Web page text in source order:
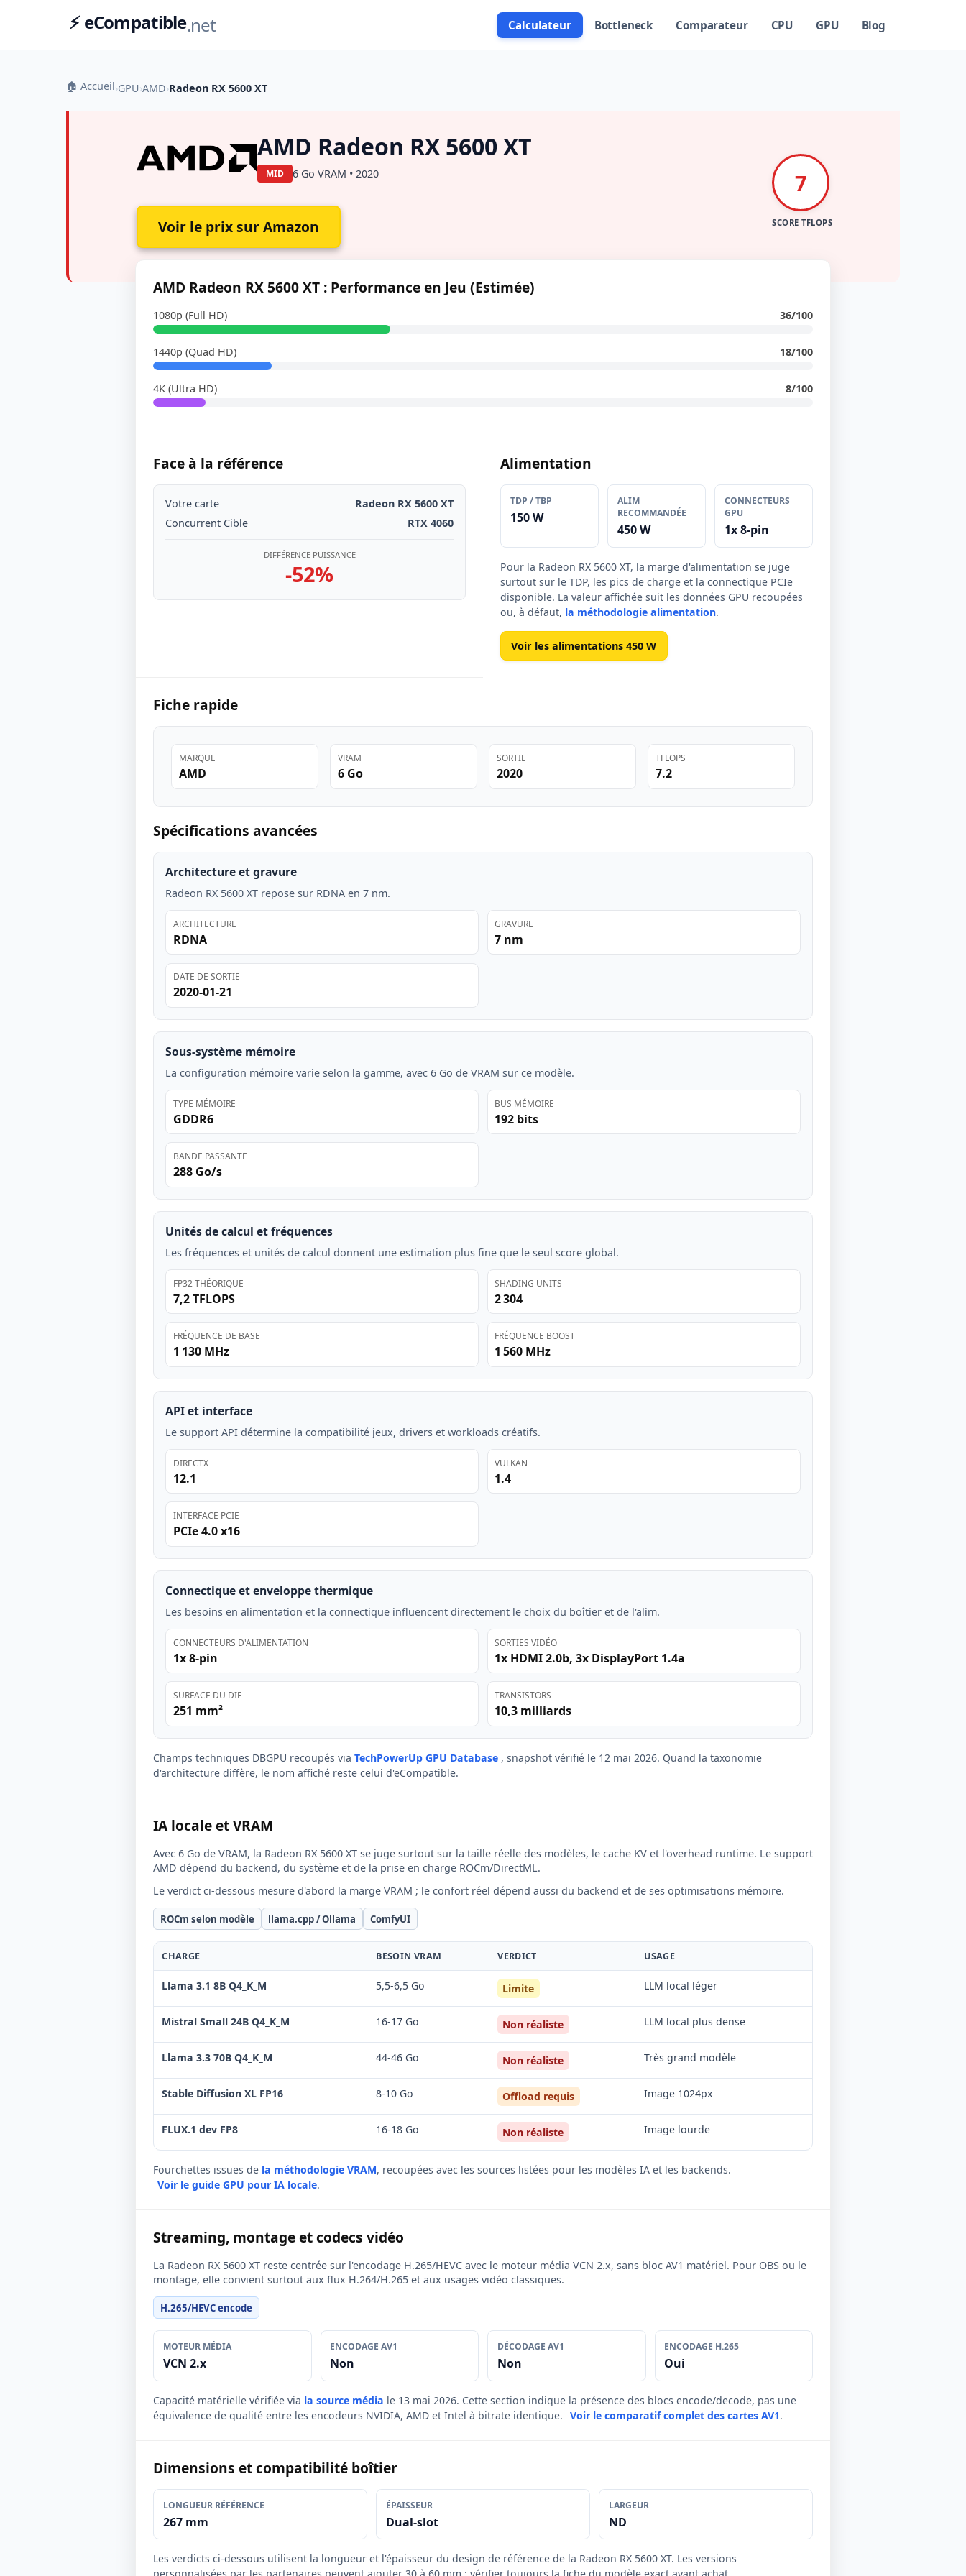
⚡ eCompatible.net Calculateur Bottleneck Comparateur CPU GPU Blog
🏠 Accueil›GPU›AMD›Radeon RX 5600 XT
AMD Radeon RX 5600 XT
MID 6 Go VRAM • 2020
Voir le prix sur Amazon
7
SCORE TFLOPS
AMD Radeon RX 5600 XT : Performance en Jeu (Estimée)
1080p (Full HD) 36/100
1440p (Quad HD) 18/100
4K (Ultra HD) 8/100
Face à la référence
Votre carte
Radeon RX 5600 XT
Concurrent Cible
RTX 4060
DIFFÉRENCE PUISSANCE
-52%
Alimentation
TDP / TBP
150 W
ALIM
RECOMMANDÉE
450 W
CONNECTEURS
GPU
1x 8-pin
Pour la Radeon RX 5600 XT, la marge d'alimentation se juge
surtout sur le TDP, les pics de charge et la connectique PCIe
disponible. La valeur affichée suit les données GPU recoupées
ou, à défaut, la méthodologie alimentation.
Voir les alimentations 450 W
Fiche rapide
MARQUE
AMD
VRAM
6 Go
SORTIE
2020
TFLOPS
7.2
Spécifications avancées
Architecture et gravure
Radeon RX 5600 XT repose sur RDNA en 7 nm.
ARCHITECTURE
RDNA
GRAVURE
7 nm
DATE DE SORTIE
2020-01-21
Sous-système mémoire
La configuration mémoire varie selon la gamme, avec 6 Go de VRAM sur ce modèle.
TYPE MÉMOIRE
GDDR6
BUS MÉMOIRE
192 bits
BANDE PASSANTE
288 Go/s
Unités de calcul et fréquences
Les fréquences et unités de calcul donnent une estimation plus fine que le seul score global.
FP32 THÉORIQUE
7,2 TFLOPS
SHADING UNITS
2 304
FRÉQUENCE DE BASE
1 130 MHz
FRÉQUENCE BOOST
1 560 MHz
API et interface
Le support API détermine la compatibilité jeux, drivers et workloads créatifs.
DIRECTX
12.1
VULKAN
1.4
INTERFACE PCIE
PCIe 4.0 x16
Connectique et enveloppe thermique
Les besoins en alimentation et la connectique influencent directement le choix du boîtier et de l'alim.
CONNECTEURS D'ALIMENTATION
1x 8-pin
SORTIES VIDÉO
1x HDMI 2.0b, 3x DisplayPort 1.4a
SURFACE DU DIE
251 mm²
TRANSISTORS
10,3 milliards
Champs techniques DBGPU recoupés via TechPowerUp GPU Database , snapshot vérifié le 12 mai 2026. Quand la taxonomie
d'architecture diffère, le nom affiché reste celui d'eCompatible.
IA locale et VRAM
Avec 6 Go de VRAM, la Radeon RX 5600 XT se juge surtout sur la taille réelle des modèles, le cache KV et l'overhead runtime. Le support
AMD dépend du backend, du système et de la prise en charge ROCm/DirectML.
Le verdict ci-dessous mesure d'abord la marge VRAM ; le confort réel dépend aussi du backend et de ses optimisations mémoire.
ROCm selon modèle llama.cpp / Ollama ComfyUI
CHARGE BESOIN VRAM VERDICT USAGE
Llama 3.1 8B Q4_K_M 5,5-6,5 Go Limite LLM local léger
Mistral Small 24B Q4_K_M 16-17 Go Non réaliste LLM local plus dense
Llama 3.3 70B Q4_K_M 44-46 Go Non réaliste Très grand modèle
Stable Diffusion XL FP16 8-10 Go Offload requis Image 1024px
FLUX.1 dev FP8 16-18 Go Non réaliste Image lourde
Fourchettes issues de la méthodologie VRAM, recoupées avec les sources listées pour les modèles IA et les backends.
Voir le guide GPU pour IA locale.
Streaming, montage et codecs vidéo
La Radeon RX 5600 XT reste centrée sur l'encodage H.265/HEVC avec le moteur média VCN 2.x, sans bloc AV1 matériel. Pour OBS ou le
montage, elle convient surtout aux flux H.264/H.265 et aux usages vidéo classiques.
H.265/HEVC encode
MOTEUR MÉDIA
VCN 2.x
ENCODAGE AV1
Non
DÉCODAGE AV1
Non
ENCODAGE H.265
Oui
Capacité matérielle vérifiée via la source média le 13 mai 2026. Cette section indique la présence des blocs encode/decode, pas une
équivalence de qualité entre les encodeurs NVIDIA, AMD et Intel à bitrate identique. Voir le comparatif complet des cartes AV1.
Dimensions et compatibilité boîtier
LONGUEUR RÉFÉRENCE
267 mm
ÉPAISSEUR
Dual-slot
LARGEUR
ND
Les verdicts ci-dessous utilisent la longueur et l'épaisseur du design de référence de la Radeon RX 5600 XT. Les versions